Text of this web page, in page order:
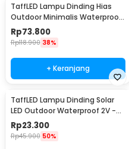
TaffLED Lampu Dinding Hias
Outdoor Minimalis Waterproof
Warm White 12W - NR-10
Rp73.800
Rp118.900 38%
+ Keranjang
TaffLED Lampu Dinding Solar
LED Outdoor Waterproof 2V -
OO10
Rp23.300
Rp45.900 50%